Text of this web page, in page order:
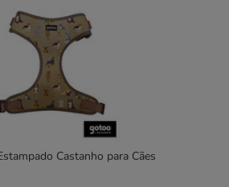
Castanho para Cães